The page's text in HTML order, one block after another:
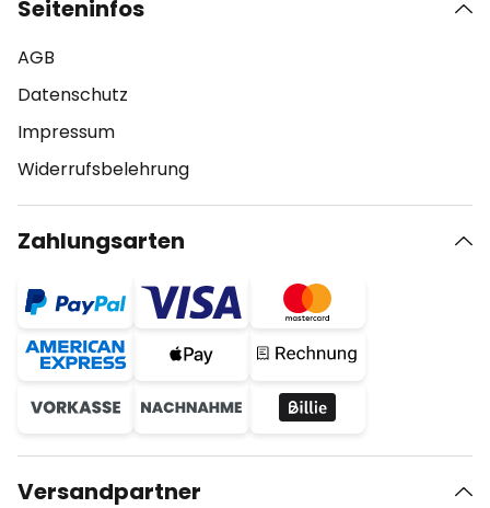
Seiteninfos
AGB
Datenschutz
Impressum
Widerrufsbelehrung
Zahlungsarten
Versandpartner